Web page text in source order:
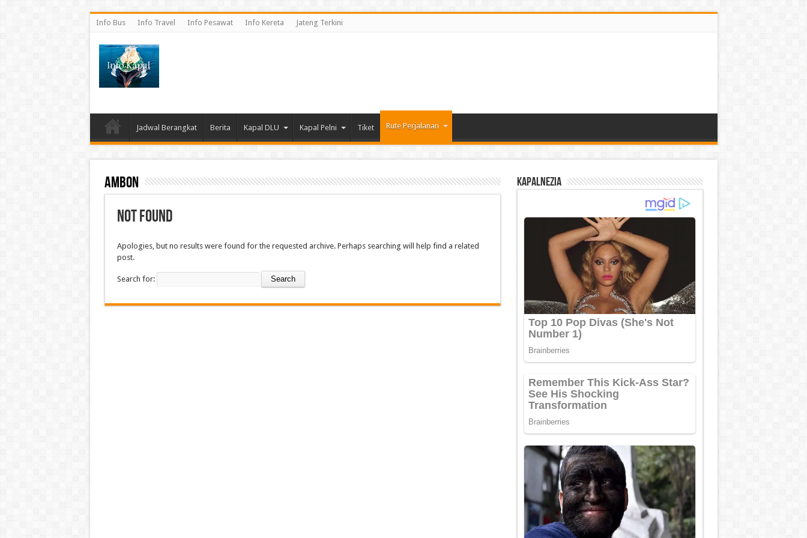
Info Bus Info Travel Info Pesawat Info Kereta Jateng Terkini
Jadwal Berangkat Berita Kapal DLU Kapal Pelni Tiket Rute Perjalanan
Ambon
Not Found
Apologies, but no results were found for the requested archive. Perhaps searching will help find a related
post.
Search for:
Kapalnezia